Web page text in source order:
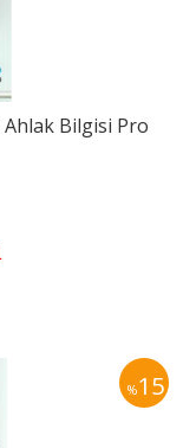
Ahlak Bilgisi Pro
%15